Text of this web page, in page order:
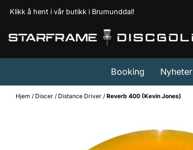
Hopp til innhold
Klikk å hent i vår butikk i Brumunddal!
Booking Nyheter
Hjem / Discer / Distance Driver / Reverb 400 (Kevin Jones)